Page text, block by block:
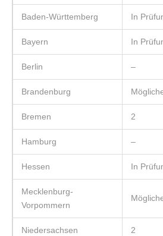
Baden-Württemberg In
Bayern In
Berlin –
Brandenburg
Bremen 2
Hamburg –
Hessen In
Mecklenburg-
Vorpommern
Niedersachsen 2